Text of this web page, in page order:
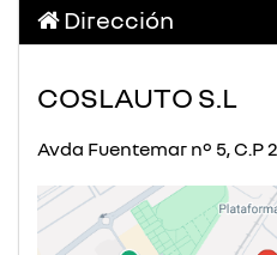
Dirección
COSLAUTO S.L
Avda Fuentemar nº 5, C.P